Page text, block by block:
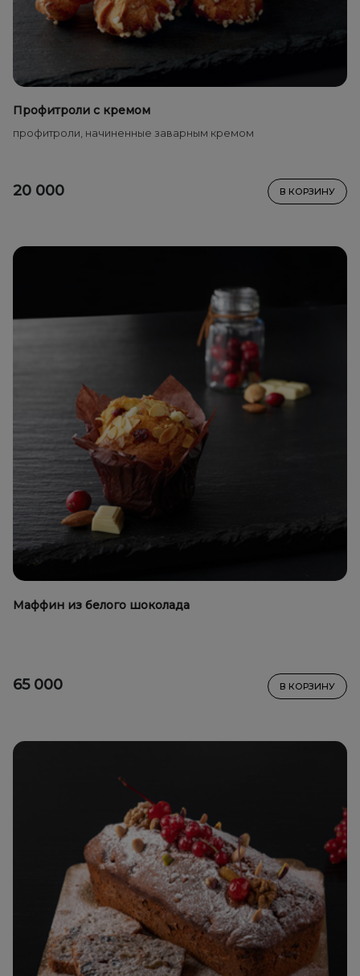
Профитроли с кремом
профитроли, начиненные заварным кремом
20 000 В КОРЗИНУ
Маффин из белого шоколада
65 000 В КОРЗИНУ